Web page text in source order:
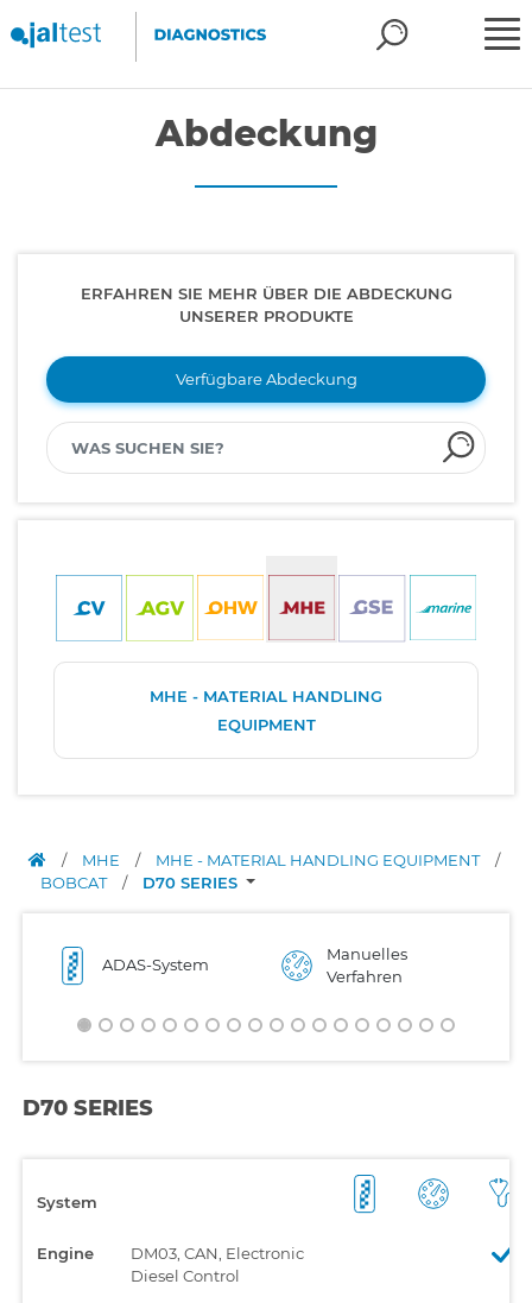
Abdeckung
ERFAHREN SIE MEHR ÜBER DIE ABDECKUNG
UNSERER PRODUKTE
Verfügbare Abdeckung
MHE - MATERIAL HANDLING
EQUIPMENT
/ MHE / MHE - MATERIAL HANDLING EQUIPMENT
/
BOBCAT
/ D70 SERIES
ADAS-System
Manuelles
Verfahren
D70 SERIES
System
Engine
DM03, CAN, Electronic
Diesel Control